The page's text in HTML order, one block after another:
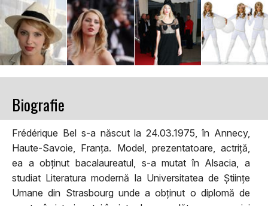
Biografie
Frédérique Bel s-a născut la 24.03.1975, în Annecy,
Haute-Savoie, Franța. Model, prezentatoare, actriță,
ea a obținut bacalaureatul, s-a mutat în Alsacia, a
studiat Literatura modernă la Universitatea de Științe
Umane din Strasbourg unde a obținut o diplomă de